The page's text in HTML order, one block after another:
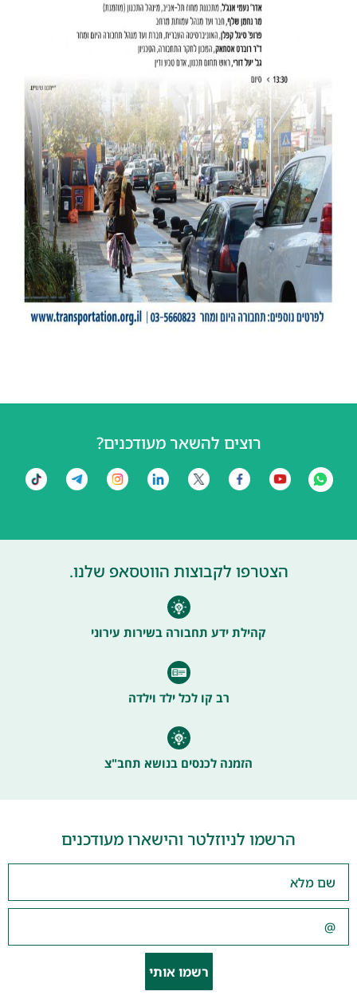
רוצים להשאר מעודכנים?
הצטרפו לקבוצות הווטסאפ שלנו.
קהילת ידע תחבורה בשירות עירוני
רב קו לכל ילד וילדה
הזמנה לכנסים בנושא תחב"צ
הרשמו לניוזלטר והישארו מעודכנים
רשמו אותי